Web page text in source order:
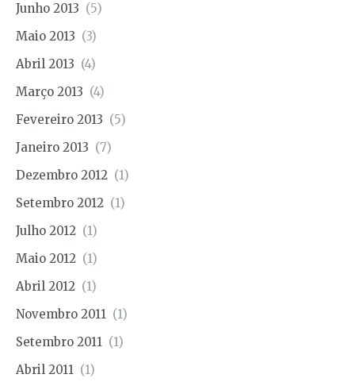
Junho 2013 (5)
Maio 2013 (3)
Abril 2013 (4)
Março 2013 (4)
Fevereiro 2013 (5)
Janeiro 2013 (7)
Dezembro 2012 (1)
Setembro 2012 (1)
Julho 2012 (1)
Maio 2012 (1)
Abril 2012 (1)
Novembro 2011 (1)
Setembro 2011 (1)
Abril 2011 (1)